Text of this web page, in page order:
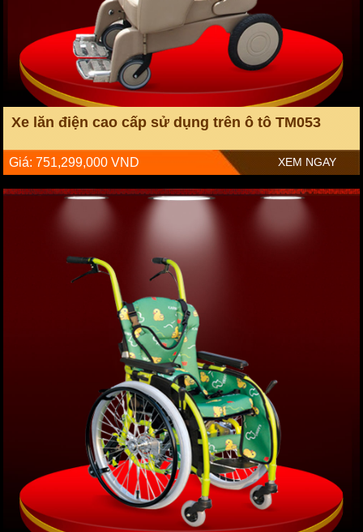
Xe lăn điện cao cấp sử dụng trên ô tô TM053
Giá: 751,299,000 VND XEM NGAY